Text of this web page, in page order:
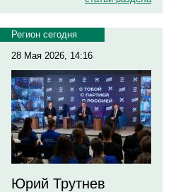
Регион сегодня
28 Мая 2026, 14:16
Юрий Трутнев